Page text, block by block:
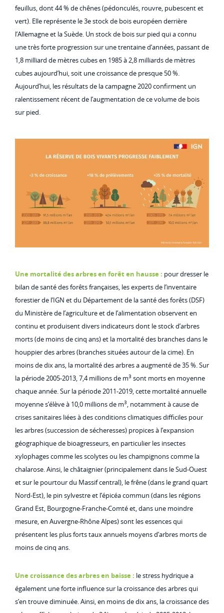
feuillus, dont 44 % de chênes (pédonculés, rouvre, pubescent et
vert). Elle représente le 3e stock de bois européen derrière
l’Allemagne et la Suède. Un stock de bois sur pied qui a connu
une très forte progression sur une trentaine d’années, passant de
1,8 milliard de mètres cubes en 1985 à 2,8 milliards de mètres
cubes aujourd’hui, soit une croissance de presque 50 %.
Aujourd’hui, les résultats de la campagne 2020 confirment un
ralentissement récent de l’augmentation de ce volume de bois
sur pied.
Une mortalité des arbres en forêt en hausse : pour dresser le
bilan de santé des forêts françaises, les experts de l’inventaire
forestier de l’IGN et du Département de la santé des forêts (DSF)
du Ministère de l’agriculture et de l’alimentation observent en
continu et produisent divers indicateurs dont le stock d’arbres
morts (de moins de cinq ans) et la mortalité des branches dans le
houppier des arbres (branches situées autour de la cime). En
moins de dix ans, la mortalité des arbres a augmenté de 35 %. Sur
la période 2005-2013, 7,4 millions de m3 sont morts en moyenne
chaque année. Sur la période 2011-2019, cette mortalité annuelle
moyenne s’élève à 10,0 millions de m3, notamment à cause de
crises sanitaires liées à des conditions climatiques difficiles pour
les arbres (succession de sécheresses) propices à l’expansion
géographique de bioagresseurs, en particulier les insectes
xylophages comme les scolytes ou les champignons comme la
chalarose. Ainsi, le châtaignier (principalement dans le Sud-Ouest
et sur le pourtour du Massif central), le frêne (dans le grand quart
Nord-Est), le pin sylvestre et l’épicéa commun (dans les régions
Grand Est, Bourgogne-Franche-Comté et, dans une moindre
mesure, en Auvergne-Rhône Alpes) sont les essences qui
présentent les plus forts taux annuels moyens d’arbres morts de
moins de cinq ans.
Une croissance des arbres en baisse : le stress hydrique a
également une forte influence sur la croissance des arbres qui
s’en trouve diminuée. Ainsi, en moins de dix ans, la croissance des